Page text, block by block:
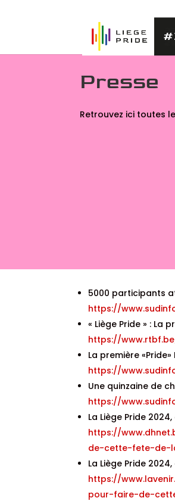
Presse
Retrouvez ici toutes
5000 participants
https://
« Liège Pride » : La
https://
La première
https://
Une quinzaine de
https://
La Liège Pride
https://
de-cette-fete-de-
La Liège Pride
https://
pour-faire-de-